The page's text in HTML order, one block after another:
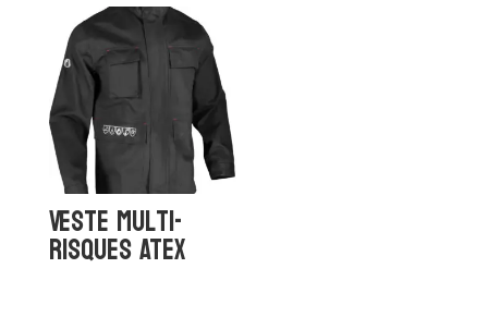
Veste multi-
risques ATEX